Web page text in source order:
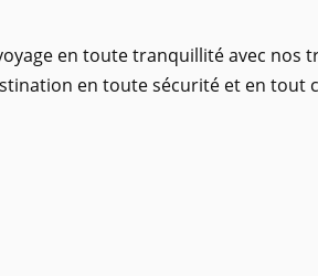
en toute tranquillité avec
en toute sécurité et en tout